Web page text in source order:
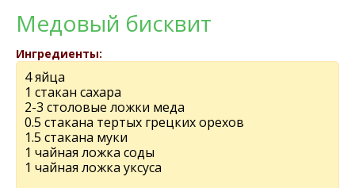
Медовый бисквит
Ингредиенты:
4 яйца
1 стакан сахара
2-3 столовые ложки меда
0.5 стакана тертых грецких орехов
1.5 стакана муки
1 чайная ложка соды
1 чайная ложка уксуса